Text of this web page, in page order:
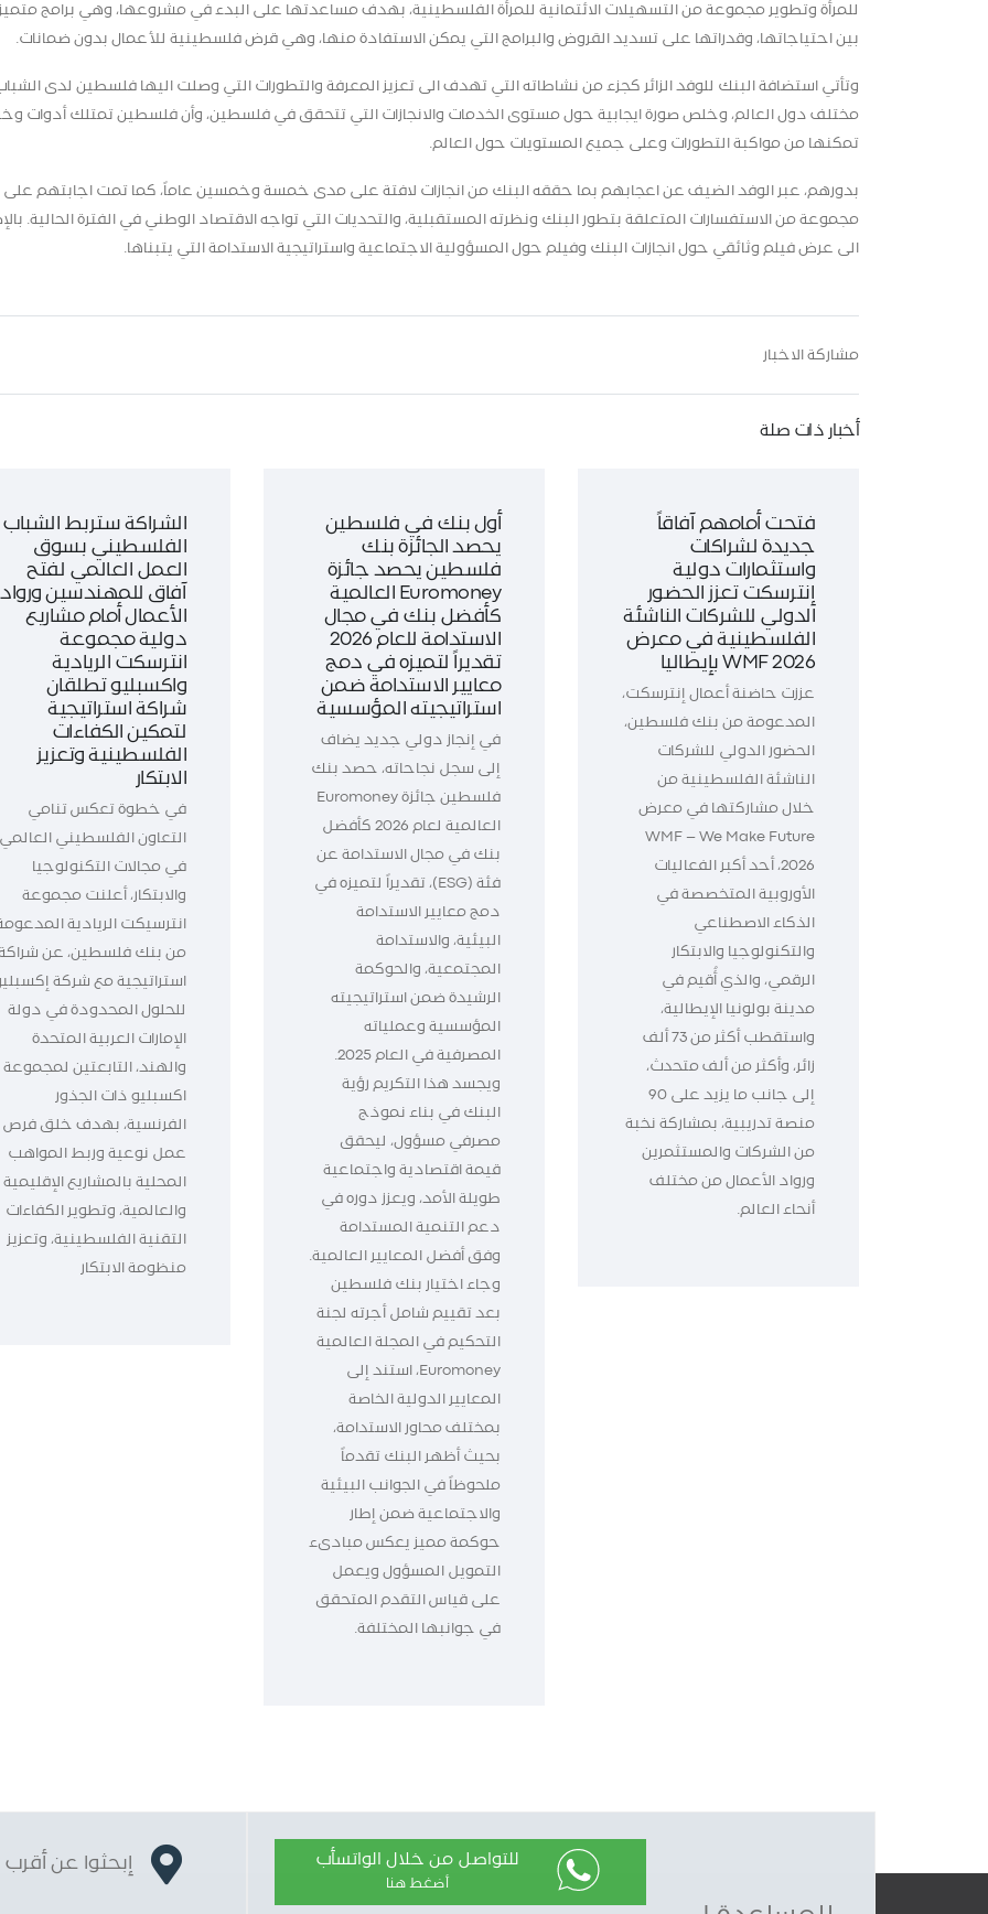
للمرأة وتطوير مجموعة من التسهيلات الائتمانية للمرأة الفلسطينية، بهدف مساعدتها على البدء في مشروعها، وهي برامج
بين احتياجاتها، وقدراتها على تسديد القروض والبرامج التي يمكن الاستفادة منها، وهي قرض فلسطينية للأعمال بدون ضمانات.
وتأتي استضافة البنك للوفد الزائر كجزء من نشاطاته التي تهدف الى تعزيز المعرفة والتطورات التي وصلت اليها فلسطين لدى
مختلف دول العالم، وخلص صورة ايجابية حول مستوى الخدمات والانجازات التي تتحقق في فلسطين، وأن فلسطين تمتلك أدوات
تمكنها من مواكبة التطورات وعلى جميع المستويات حول العالم.
بدورهم، عبر الوفد الضيف عن اعجابهم بما حققه البنك من انجازات لافتة على مدى خمسة وخمسين عاماً، كما تمت اجابتهم على
مجموعة من الاستفسارات المتعلقة بتطور البنك ونظرته المستقبلية، والتحديات التي تواجه الاقتصاد الوطني في الفترة الحالية
الى عرض فيلم وثائقي حول انجازات البنك وفيلم حول المسؤولية الاجتماعية واستراتيجية الاستدامة التي يتبناها.
مشاركة الاخبار
أخبار ذات صلة
فتحت أمامهم آفاقاً
جديدة لشراكات
واستثمارات دولية
إنترسكت تعزز الحضور
الدولي للشركات الناشئة
الفلسطينية في معرض
WMF 2026 بإيطاليا
عززت حاضنة أعمال إنترسكت،
المدعومة من بنك فلسطين،
الحضور الدولي للشركات
الناشئة الفلسطينية من
خلال مشاركتها في معرض
WMF – We Make Future
2026، أحد أكبر الفعاليات
الأوروبية المتخصصة في
الذكاء الاصطناعي
والتكنولوجيا والابتكار
الرقمي، والذي أُقيم في
مدينة بولونيا الإيطالية،
واستقطب أكثر من 73 ألف
زائر، وأكثر من ألف متحدث،
إلى جانب ما يزيد على 90
منصة تدريبية، بمشاركة نخبة
من الشركات والمستثمرين
ورواد الأعمال من مختلف
أنحاء العالم.
أول بنك في فلسطين
يحصد الجائزة بنك
فلسطين يحصد جائزة
Euromoney العالمية
كأفضل بنك في مجال
الاستدامة للعام 2026
تقديراً لتميزه في دمج
معايير الاستدامة ضمن
استراتيجيته المؤسسية
في إنجاز دولي جديد يضاف
إلى سجل نجاحاته، حصد بنك
فلسطين جائزة Euromoney
العالمية لعام 2026 كأفضل
بنك في مجال الاستدامة عن
فئة (ESG)، تقديراً لتميزه في
دمج معايير الاستدامة
البيئية، والاستدامة
المجتمعية، والحوكمة
الرشيدة ضمن استراتيجيته
المؤسسية وعملياته
المصرفية في العام 2025.
ويجسد هذا التكريم رؤية
البنك في بناء نموذج
مصرفي مسؤول، ليحقق
قيمة اقتصادية واجتماعية
طويلة الأمد، ويعزز دوره في
دعم التنمية المستدامة
وفق أفضل المعايير العالمية.
وجاء اختيار بنك فلسطين
بعد تقييم شامل أجرته لجنة
التحكيم في المجلة العالمية
Euromoney، استند إلى
المعايير الدولية الخاصة
بمختلف محاور الاستدامة،
بحيث أظهر البنك تقدماً
ملحوظاً في الجوانب البيئية
والاجتماعية ضمن إطار
حوكمة مميز يعكس مبادىء
التمويل المسؤول ويعمل
على قياس التقدم المتحقق
في جوانبها المختلفة.
الشراكة ستربط الشباب
الفلسطيني بسوق
العمل العالمي لفتح
آفاق للمهندسين ورواد
الأعمال أمام مشاريع
دولية مجموعة
انترسكت الريادية
واكسبليو تطلقان
شراكة استراتيجية
لتمكين الكفاءات
الفلسطينية وتعزيز
الابتكار
في خطوة تعكس تنامي
التعاون الفلسطيني العالمي
في مجالات التكنولوجيا
والابتكار، أعلنت مجموعة
انترسيكت الريادية
من بنك فلسطين، عن
استراتيجية مع شركة
للحلول المحدودة في دولة
الإمارات العربية المتحدة
والهند، التابعتين لمجموعة
اكسبليو ذات الجذور
الفرنسية، بهدف خلق فرص
عمل نوعية وربط المواهب
المحلية بالمشاريع الإقليمية
والعالمية، وتطوير الكفاءات
التقنية الفلسطينية، وتعزيز
منظومة الابتكار
للتواصل من خلال الواتسأب
أضغط هنا
إبحثوا عن أقرب